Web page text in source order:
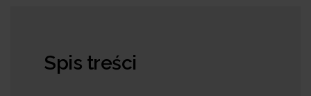
Spis treści